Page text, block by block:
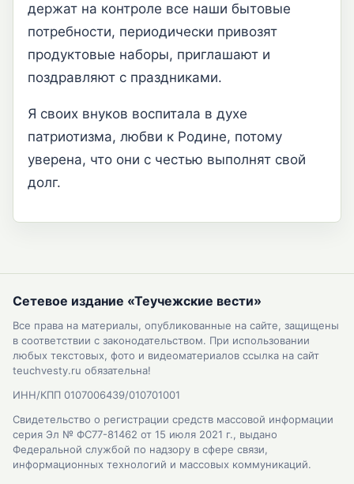
держат на контроле все наши бытовые
потребности, периодически привозят
продуктовые наборы, приглашают и
поздравляют с праздниками.
Я своих внуков воспитала в духе
патриотизма, любви к Родине, потому
уверена, что они с честью выполнят свой
долг.
Сетевое издание «Теучежские вести»
Все права на материалы, опубликованные на сайте, защищены
в соответствии с законодательством. При использовании
любых текстовых, фото и видеоматериалов ссылка на сайт
teuchvesty.ru обязательна!
ИНН/КПП 0107006439/010701001
Свидетельство о регистрации средств массовой информации
серия Эл № ФС77-81462 от 15 июля 2021 г., выдано
Федеральной службой по надзору в сфере связи,
информационных технологий и массовых коммуникаций.